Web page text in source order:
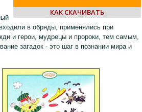
КАК СКАЧИВАТЬ
в обряды, применялись при
и герои, мудрецы и пророки, тем самым,
загадок - это шаг в познании мира и